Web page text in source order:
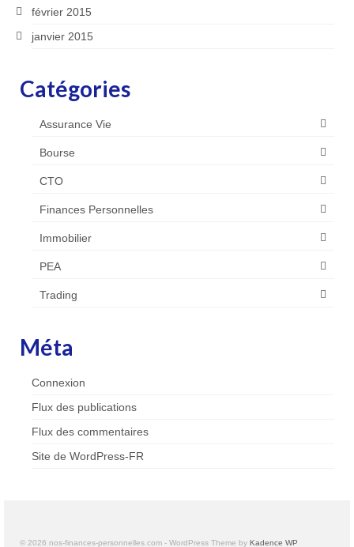
février 2015
janvier 2015
Catégories
Assurance Vie
Bourse
CTO
Finances Personnelles
Immobilier
PEA
Trading
Méta
Connexion
Flux des publications
Flux des commentaires
Site de WordPress-FR
© 2026 nos-finances-personnelles.com - WordPress Theme by Kadence WP